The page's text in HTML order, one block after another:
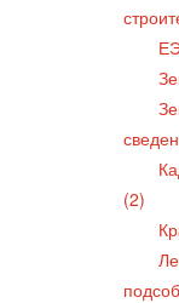
(2)